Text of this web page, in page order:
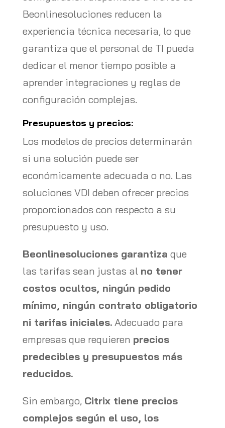
Beonlinesoluciones reducen la
experiencia técnica necesaria, lo que
garantiza que el personal de TI pueda
dedicar el menor tiempo posible a
aprender integraciones y reglas de
configuración complejas.
Presupuestos y precios:
Los modelos de precios determinarán
si una solución puede ser
económicamente adecuada o no. Las
soluciones VDI deben ofrecer precios
proporcionados con respecto a su
presupuesto y uso.
Beonlinesoluciones garantiza que
las tarifas sean justas al no tener
costos ocultos, ningún pedido
mínimo, ningún contrato obligatorio
ni tarifas iniciales.Adecuado para
empresas que requieren precios
predecibles y presupuestos más
reducidos.
Sin embargo, Citrix tiene precios
complejos según el uso, los